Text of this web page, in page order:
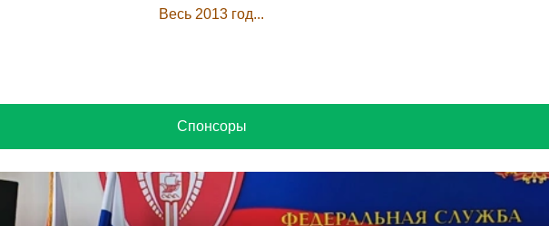
Весь 2013 год...
Спонсоры